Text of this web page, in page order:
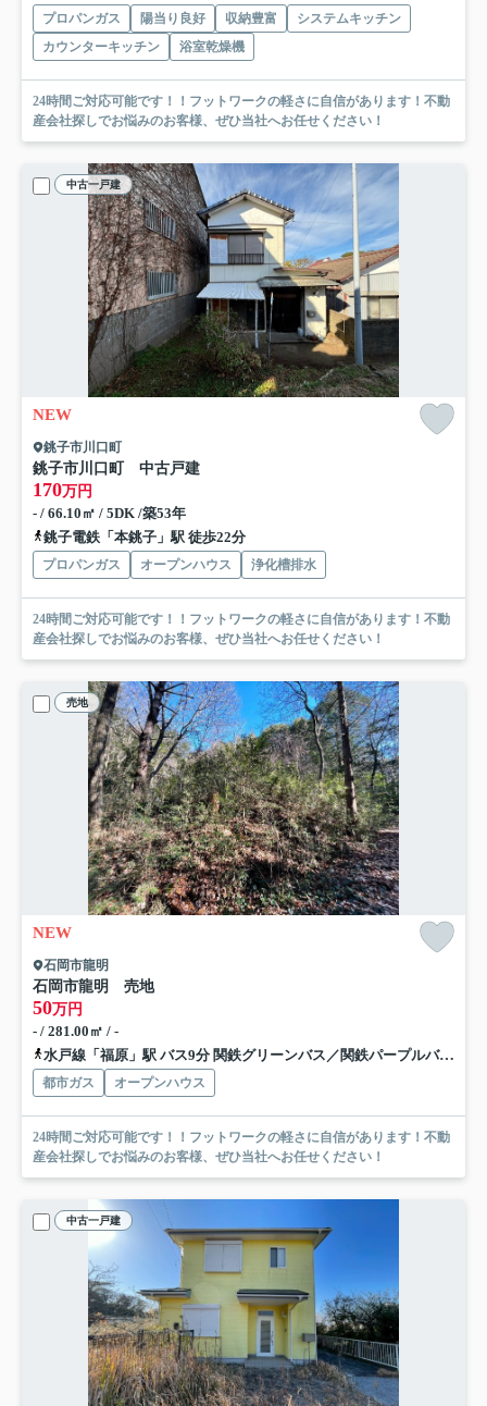
プロパンガス 陽当り良好 収納豊富
システムキッチン
カウンターキッチン
浴室乾燥機
24時間ご対応可能です！！フットワークの軽さに自信があります！不動
産会社探しでお悩みのお客様、ぜひ当社へお任せください！
中古一戸建
NEW
銚子市川口町
銚子市川口町 中古戸建
170万円
- / 66.10㎡ / 5DK /築53年
銚子電鉄「本銚子」駅 徒歩22分
プロパンガス オープンハウス 浄化槽排水
24時間ご対応可能です！！フットワークの軽さに自信があります！不動
産会社探しでお悩みのお客様、ぜひ当社へお任せください！
売地
NEW
石岡市龍明
石岡市龍明 売地
50万円
- / 281.00㎡ / -
水戸線「福原」駅 バス9分 関鉄グリーンバス／関鉄パープルバス「小見坂上」 停歩43分
都市ガス オープンハウス
24時間ご対応可能です！！フットワークの軽さに自信があります！不動
産会社探しでお悩みのお客様、ぜひ当社へお任せください！
中古一戸建